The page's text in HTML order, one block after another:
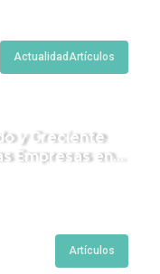
ActualidadArtículos
y Creciente
Empresas en
Artículos